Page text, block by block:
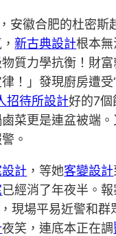
安徽合肥的杜密斯
新古典設計根本
質力學抗衡！財
律！」發現廚房遭受
招待所設計好的7
菜更是連盆被端
。
計 ，等她客變設計
已經消了年夜半。
現場平易近警和群
夜笑，連底本正在調